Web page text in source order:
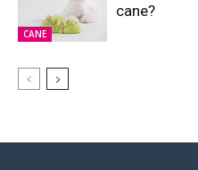
CANE
cane?